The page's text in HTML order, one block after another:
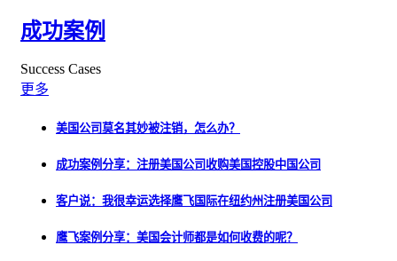
成功案例
Success Cases
更多
美国公司莫名其妙被注销，怎么办？
成功案例分享：注册美国公司收购美国控股中国公司
客户说：我很幸运选择鹰飞国际在纽约州注册美国公司
鹰飞案例分享：美国会计师都是如何收费的呢？